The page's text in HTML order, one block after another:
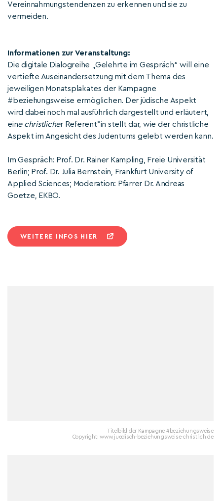
Vereinnahmungstendenzen zu erkennen und sie zu
vermeiden.
Informationen zur Veranstaltung:
Die digitale Dialogreihe „Gelehrte im Gespräch“ will eine
vertiefte Auseinandersetzung mit dem Thema des
jeweiligen Monatsplakates der Kampagne
#beziehungsweise ermöglichen. Der jüdische Aspekt
wird dabei noch mal ausführlich dargestellt und erläutert,
eine christlicher Referent*in stellt dar, wie der christliche
Aspekt im Angesicht des Judentums gelebt werden kann.
Im Gespräch: Prof. Dr. Rainer Kampling, Freie Universität
Berlin; Prof. Dr. Julia Bernstein, Frankfurt University of
Applied Sciences; Moderation: Pfarrer Dr. Andreas
Goetze, EKBO.
WEITERE INFOS HIER
Titelbild der Kampagne #beziehungsweise
Copyright: www.juedisch-beziehungsweise-christlich.de